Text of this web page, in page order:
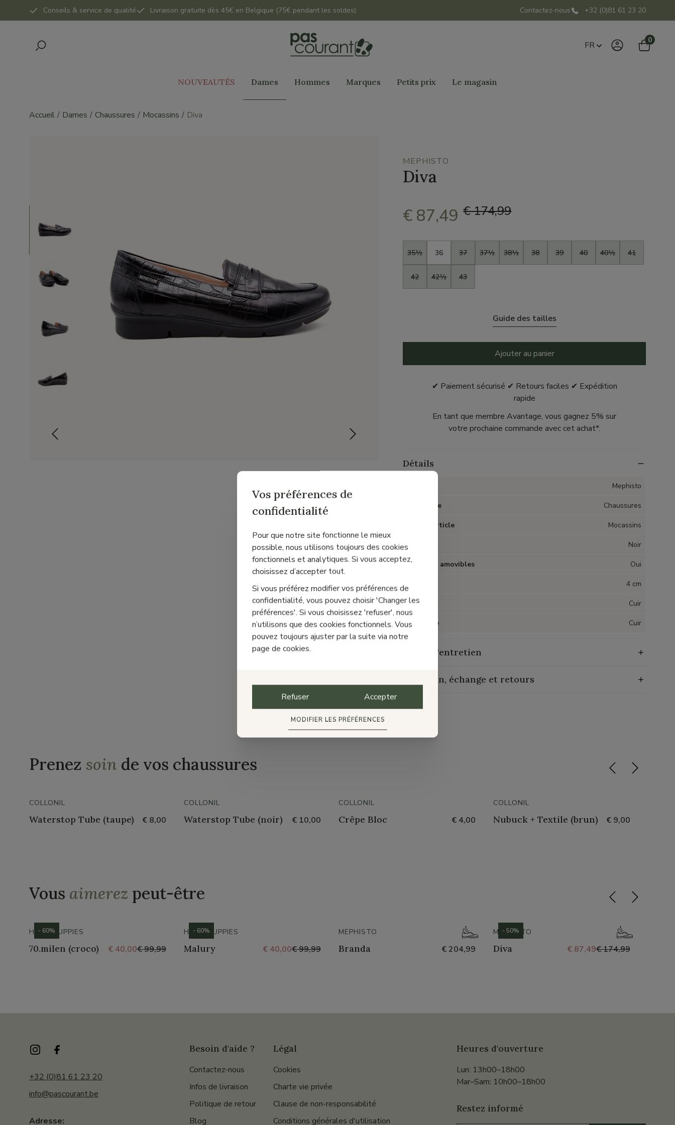
Conseils & service de qualité Livraison gratuite dès 45€ en Belgique (75€ pendant les soldes) Contactez-nous +32 (0)81 61 23 20
FR 0
NOUVEAUTÉS Dames Hommes Marques Petits prix Le magasin
Accueil Dames Chaussures Mocassins Diva
MEPHISTO
Diva
€ 87,49 € 174,99
Taille
35½ 36 37 37½ 38½ 38 39 40 40½ 41
42 42½ 43
Guide des tailles
Ajouter au panier
✔ Paiement sécurisé ✔ Retours faciles ✔ Expédition
rapide
En tant que membre Avantage, vous gagnez 5% sur
votre prochaine commande avec cet achat*.
Détails
Mephisto
Catégorie Chaussures
Type d'article Mocassins
Couleur Noir
Semelles amovibles Oui
4 cm
Matière Cuir
Doublure Cuir
Guide d'entretien
Livraison, échange et retours
Prenez soin de vos chaussures
COLLONIL
Waterstop Tube (taupe) € 8,00
COLLONIL
Waterstop Tube (noir) € 10,00
COLLONIL
Crêpe Bloc € 4,00
COLLONIL
Nubuck + Textile (brun) € 9,00
Vous aimerez peut-être
HUSH PUPPIES
70.milen (croco) € 40,00€ 99,99
- 60% HUSH PUPPIES
Malury € 40,00€ 99,99
- 60% MEPHISTO
Branda € 204,99
MEPHISTO
Diva € 87,49€ 174,99
- 50%
+32 (0)81 61 23 20
info@pascourant.be
Adresse:
Besoin d'aide ?
Contactez-nous
Infos de livraison
Politique de retour
Blog
Légal
Cookies
Charte vie privée
Clause de non-responsabilité
Conditions générales d'utilisation
Heures d'ouverture
Lun: 13h00–18h00
Mar–Sam: 10h00–18h00
Restez informé
Vos préférences de
confidentialité
Pour que notre site fonctionne le mieux
possible, nous utilisons toujours des cookies
fonctionnels et analytiques. Si vous acceptez,
choisissez d’accepter tout.
Si vous préférez modifier vos préférences de
confidentialité, vous pouvez choisir 'Changer les
préférences'. Si vous choisissez 'refuser', nous
n’utilisons que des cookies fonctionnels. Vous
pouvez toujours ajuster par la suite via notre
page de cookies.
Refuser Accepter
MODIFIER LES PRÉFÉRENCES